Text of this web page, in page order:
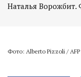
Наталья Ворожбит.
Фото: Alberto Pizzoli / AFP